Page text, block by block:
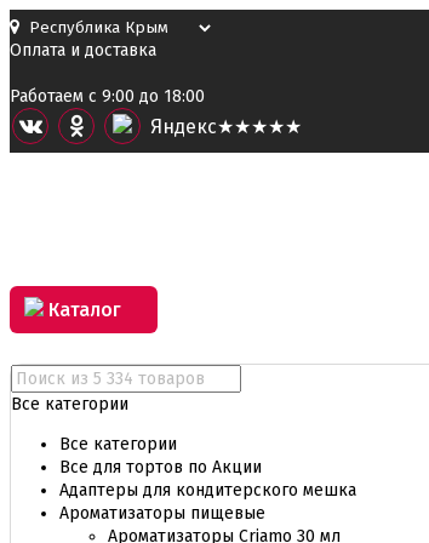
Оплата и доставка
Работаем с 9:00 до 18:00
Яндекс★★★★★
Каталог
Все категории
Все категории
Все для тортов по Акции
Адаптеры для кондитерского мешка
Ароматизаторы пищевые
Ароматизаторы Criamo 30 мл